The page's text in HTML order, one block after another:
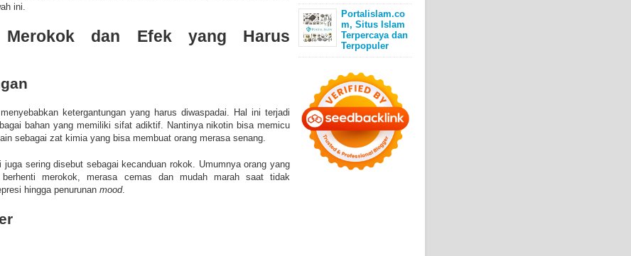
ini.
Merokok dan Efek yang Harus
ketergantungan yang harus diwaspadai. Hal ini terjadi
bahan yang memiliki sifat adiktif. Nantinya nikotin bisa memicu
sebagai zat kimia yang bisa membuat orang merasa senang.
juga sering disebut sebagai kecanduan rokok. Umumnya orang yang
merokok, merasa cemas dan mudah marah saat tidak
hingga penurunan mood.
Portalislam.co
m, Situs Islam
Terpercaya dan
Terpopuler